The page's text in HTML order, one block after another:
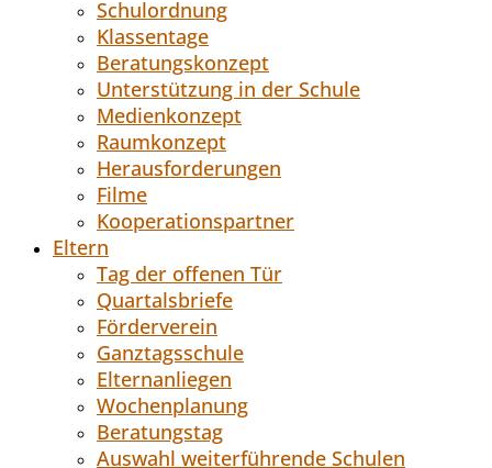
Schulordnung
Klassentage
Beratungskonzept
Unterstützung in der Schule
Medienkonzept
Raumkonzept
Herausforderungen
Filme
Kooperationspartner
Eltern
Tag der offenen Tür
Quartalsbriefe
Förderverein
Ganztagsschule
Elternanliegen
Wochenplanung
Beratungstag
Auswahl weiterführende Schulen